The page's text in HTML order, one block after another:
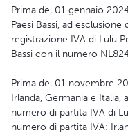
Prima del 01 gennaio
Paesi Bassi, ad
registrazione IVA di Lulu
Bassi con il numero
Prima del 01 novembre
Irlanda, Germania e
numero di partita IVA di
numero di partita IVA: